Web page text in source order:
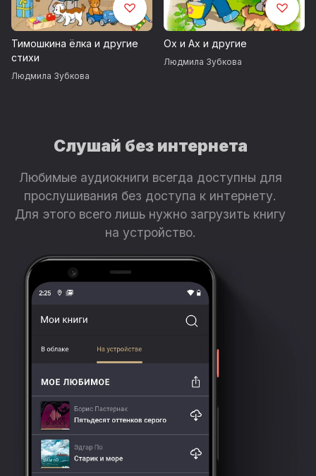
Тимошкина ёлка и другие
стихи
Людмила Зубкова
Ох и Ах и другие
Людмила Зубкова
Слушай без интернета
Любимые аудиокниги всегда доступны для
прослушивания без доступа к интернету.
Для этого всего лишь нужно загрузить книгу
на устройство.